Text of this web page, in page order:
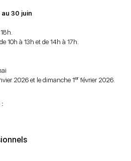
30 juin
10h à 13h et de 14h à 17h.
2026 et le dimanche 1er février 2026.